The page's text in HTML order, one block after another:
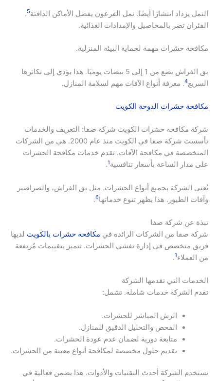
النمل يزداد انتشارًا أيضًا. نمل الفرعون يفضل الأماكن الدافئة5
.
الفئران تضر بالمحاصيل والإمدادات الغذائية.
مكافحة حشرات مهمة لحماية البيئة المنزلية.
بق الفراش يضع من 1 إلى 5 بيضات يوميًا. هذا يؤدي إلى تكاثرها
السريع4. معرفة أنواع الآفات مهم لسلامة المنازل.
مكافحة حشرات الدوحة الكويت
شركة مكافحة حشرات الكويت شركة صفا: التعريف والخدمات
تأسست شركة صفا في الكويت منذ عام 2000. هي من الشركات
المتخصصة في مكافحة الآفات. تقدم خدمات مكافحة الحشرات
على مدار الساعة بأسعار تنافسية1
.
تُعنى الشركة بجميع أنواع الحشرات. مثل بق الفراش، والصراصير
وآفات الطيور. هذا يظهر تنوع خدماتها6
.
نبذة عن شركة صفا
شركة صفا من الشركات الرائدة في مكافحة حشرات بالكويت لديها
فريق متخصص في إدارة تفشي الحشرات. تتميز بتقييمات مُرتفعة
من العملاء1
.
الخدمات التي تقدمها الشركة
تقدم الشركة خدمات شاملة. تشمل:
الرش المباشر للحشرات.
الفحص والتحليل الدقيق للمنازل.
متابعة دورية لضمان عدم عودة الحشرات.
تقديم حلول مخصصة لمكافحة أنواع معينة من الحشرات.
تستخدم الشركة أحدث التقنيات والأدوات. هذا يضمن فعالية في